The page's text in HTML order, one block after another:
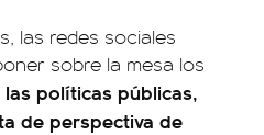
las redes sociales
sobre la mesa los
las políticas públicas,
de perspectiva de